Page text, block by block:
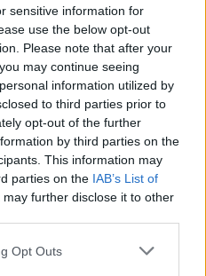
sensitive information for
use the below opt-out
Please note that after your
may continue seeing
information utilized by
to third parties prior to
opt-out of the further
by third parties on the
This information may
parties on the IAB’s List of
may further disclose it to other
uses one or more Google
Opt Outs